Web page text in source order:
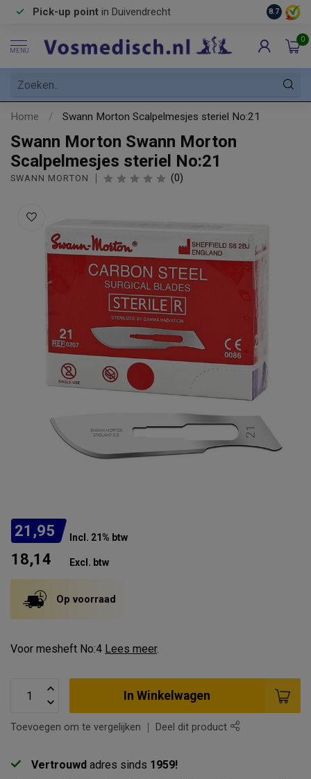
Pick-up point in Duivendrecht 8.7
MENU
0
Home / Swann Morton Scalpelmesjes steriel No:21
Swann Morton Swann Morton
Scalpelmesjes steriel No:21
SWANN MORTON (0)
21,95 Incl. 21% btw
18,14 Excl. btw
Op voorraad
Voor mesheft No:4 Lees meer.
In Winkelwagen
Toevoegen om te vergelijken Deel dit product
Vertrouwd adres sinds 1959!